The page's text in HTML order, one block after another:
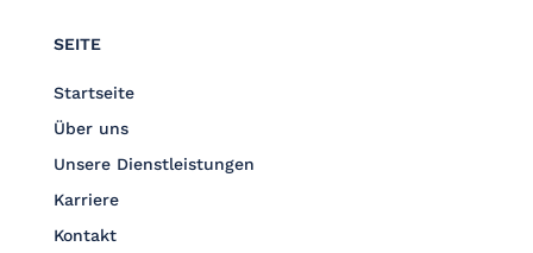
SEITE
Startseite
Über uns
Unsere Dienstleistungen
Karriere
Kontakt